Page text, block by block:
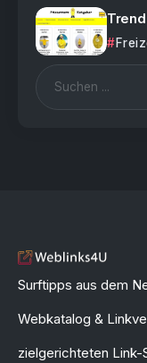
Surftipps aus dem
Webkatalog &
zielgerichteten Link-